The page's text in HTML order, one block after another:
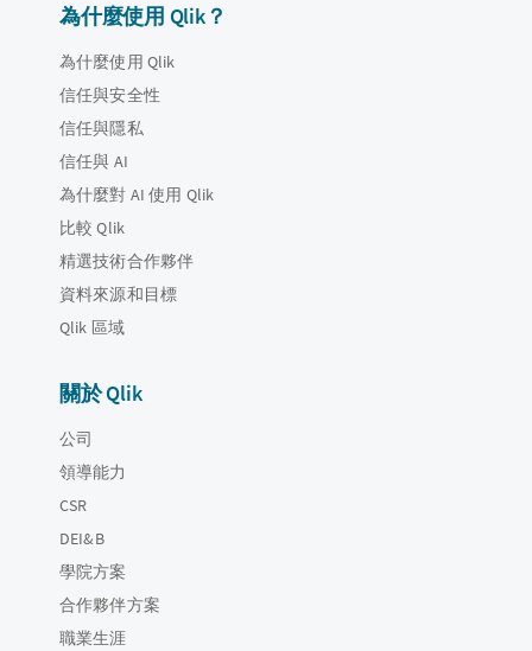
為什麼使用 Qlik？
為什麼使用 Qlik
信任與安全性
信任與隱私
信任與 AI
為什麼對 AI 使用 Qlik
比較 Qlik
精選技術合作夥伴
資料來源和目標
Qlik 區域
關於 Qlik
公司
領導能力
CSR
DEI&B
學院方案
合作夥伴方案
職業生涯